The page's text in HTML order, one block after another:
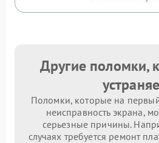
Другие поломки,
Поломки, которые на
неисправность экрана,
серьезные причины.
случаях требуется ремонт